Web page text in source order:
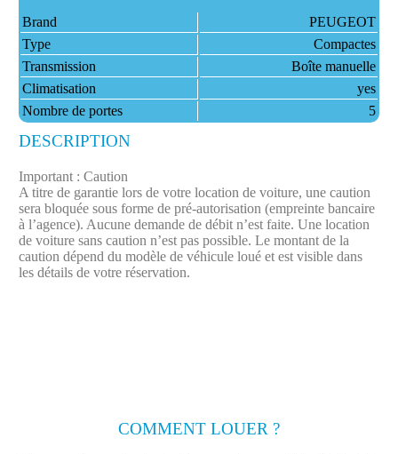
Brand
PEUGEOT
Type
Compactes
Transmission
Boîte manuelle
Climatisation
yes
Nombre de portes
5
DESCRIPTION
Important : Caution
A titre de garantie lors de votre location de voiture, une caution
sera bloquée sous forme de pré-autorisation (empreinte bancaire
à l’agence). Aucune demande de débit n’est faite.​ Une location
de voiture sans caution n’est pas possible. Le montant de la
caution dépend du modèle de véhicule loué et est visible dans
les détails de votre réservation.
COMMENT LOUER ?